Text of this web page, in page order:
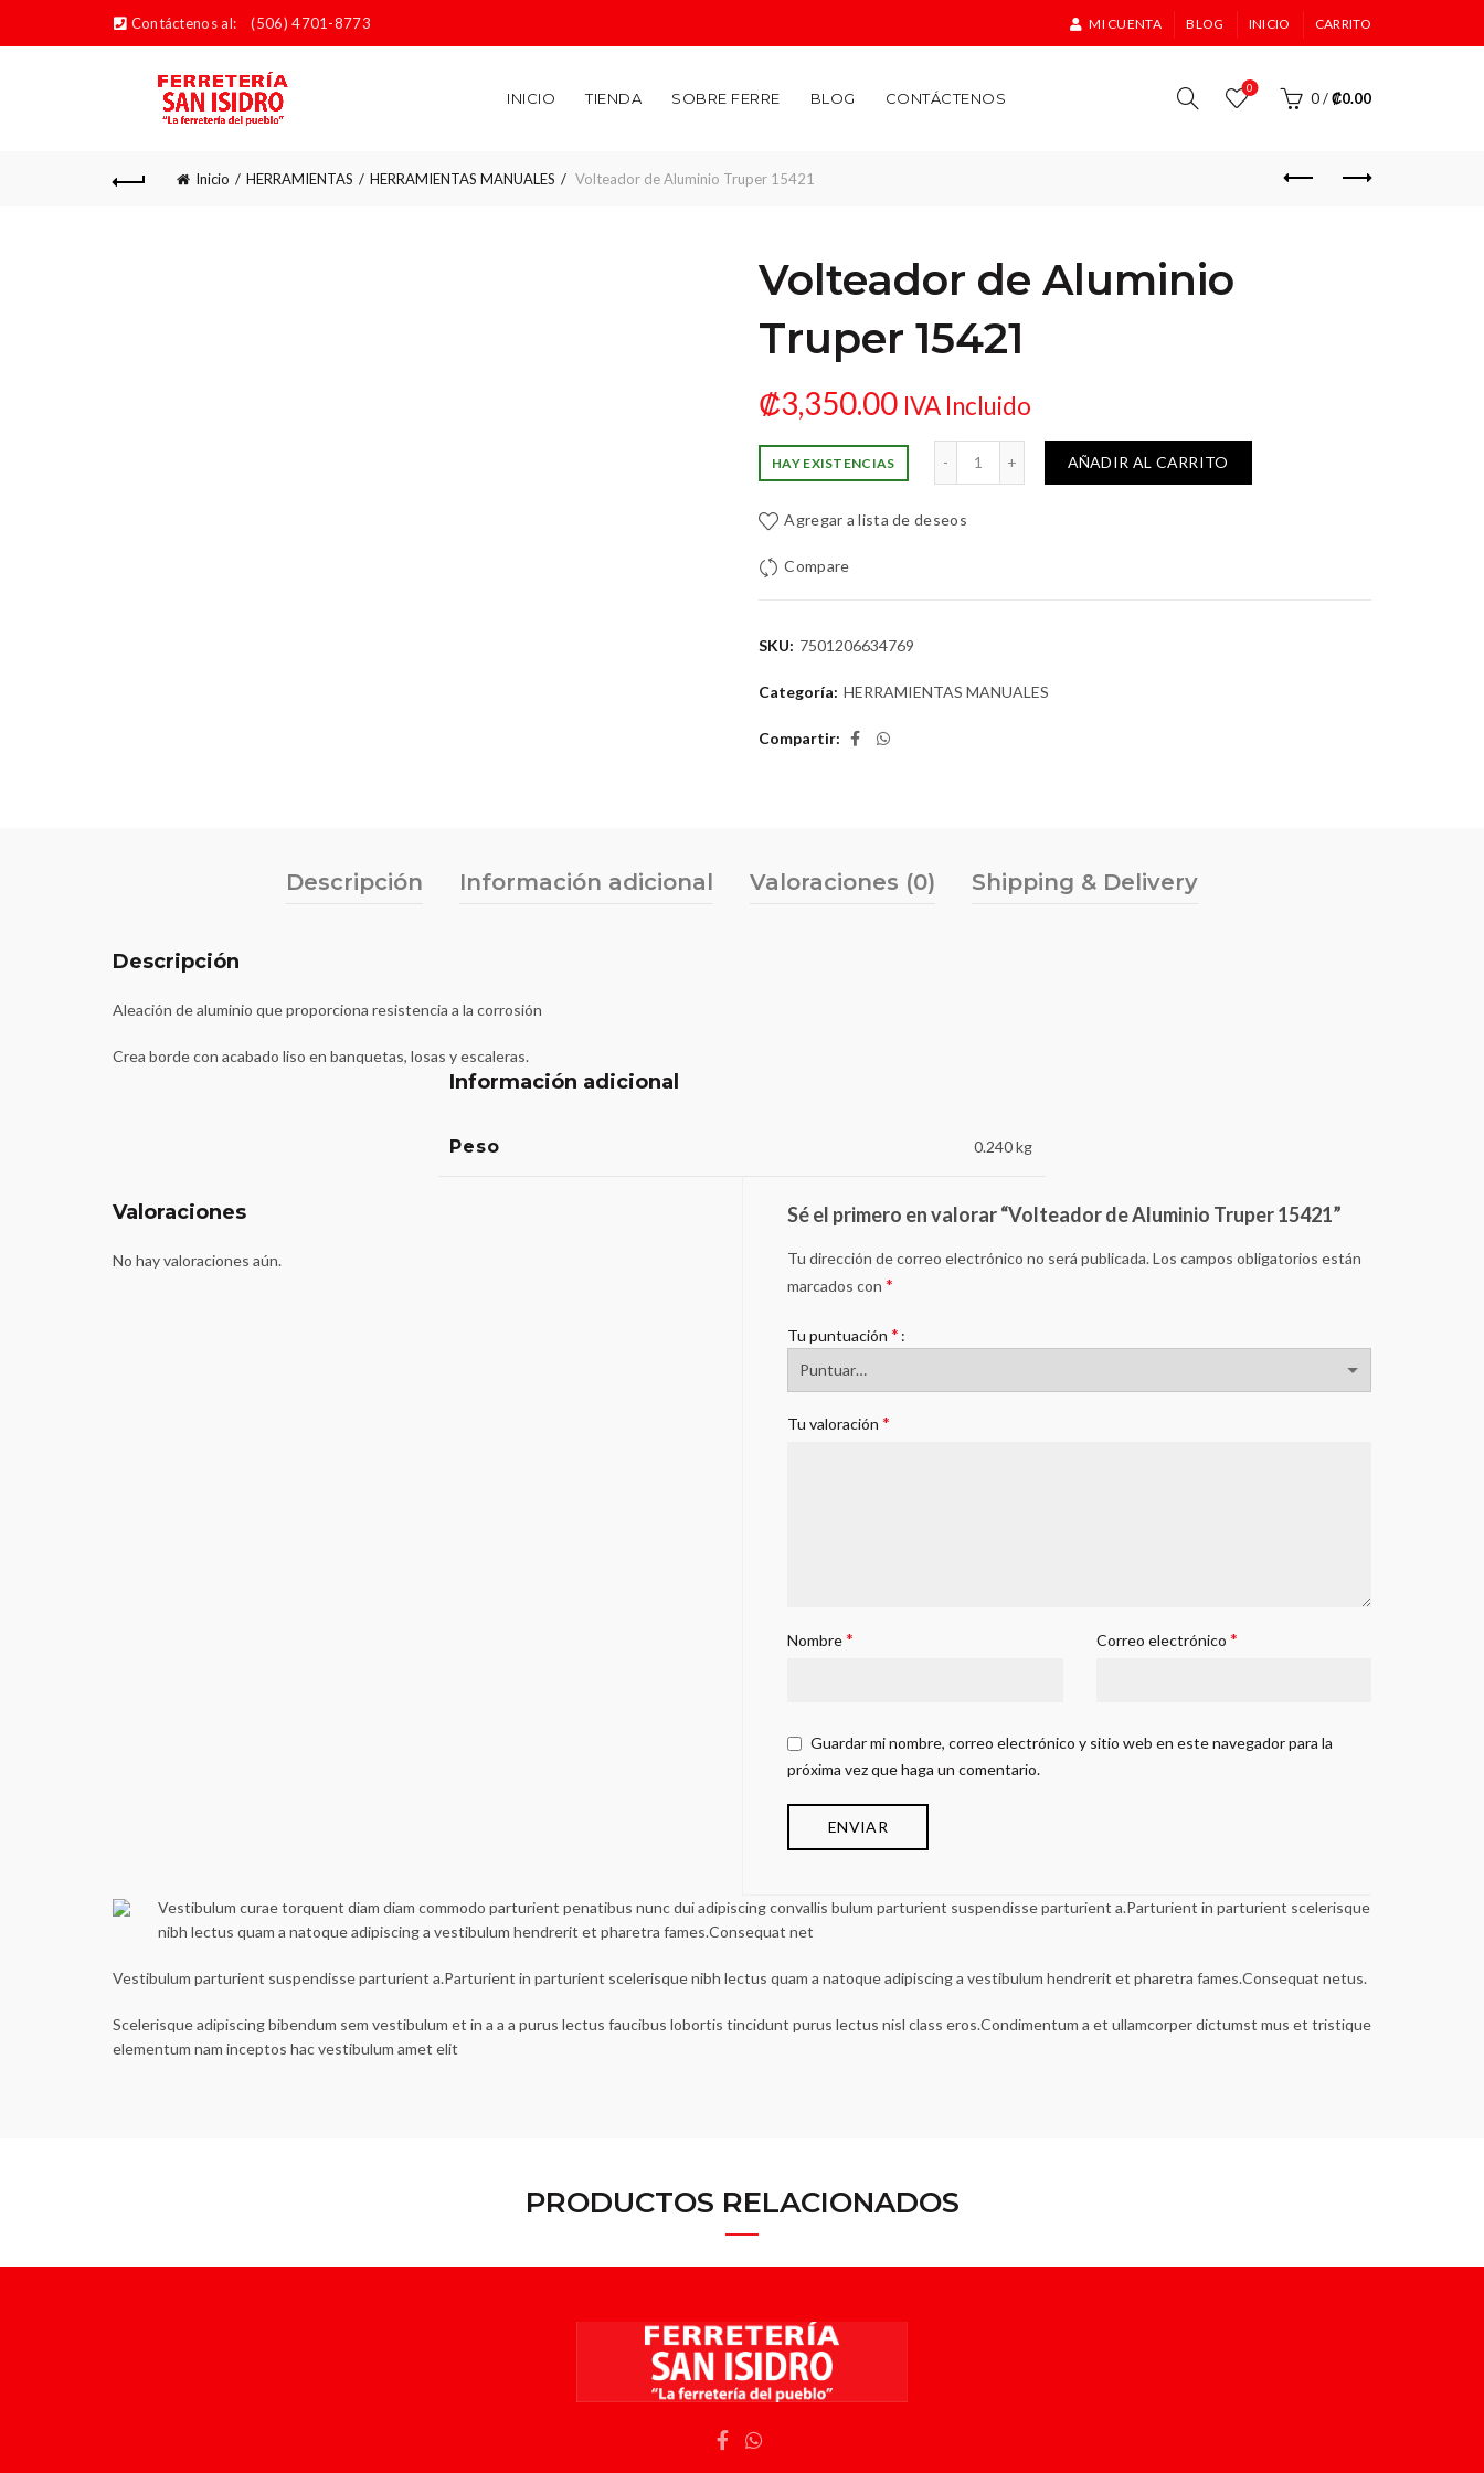
Contáctenos al: (506) 4701-8773 MI CUENTA BLOG INICIO CARRITO
INICIO TIENDA SOBRE FERRE BLOG CONTÁCTENOS
0
0/₡0.00
Inicio HERRAMIENTAS HERRAMIENTAS MANUALES Volteador de Aluminio Truper 15421
Volteador de Aluminio
Truper 15421
₡3,350.00 IVA Incluido
HAY EXISTENCIAS
Volteador de Aluminio Truper 15421 cantidad
AÑADIR AL CARRITO
Agregar a lista de deseos
Compare
SKU: 7501206634769
Categoría: HERRAMIENTAS MANUALES
Compartir
Descripción Información adicional Valoraciones (0) Shipping & Delivery
Descripción
Aleación de aluminio que proporciona resistencia a la corrosión
Crea borde con acabado liso en banquetas, losas y escaleras.
Información adicional
Peso 0.240 kg
Valoraciones
No hay valoraciones aún.
Sé el primero en valorar “Volteador de Aluminio Truper 15421”
Tu dirección de correo electrónico no será publicada.Los campos obligatorios están
marcados con *
Tu puntuación *
Tu valoración *
Nombre* Correo electrónico *
Guardar mi nombre, correo electrónico y sitio web en este navegador para la
próxima vez que haga un comentario.
Vestibulum curae torquent diam diam commodo parturient penatibus nunc dui adipiscing convallis bulum parturient suspendisse parturient a.Parturient in parturient scelerisque
nibh lectus quam a natoque adipiscing a vestibulum hendrerit et pharetra fames.Consequat net
Vestibulum parturient suspendisse parturient a.Parturient in parturient scelerisque nibh lectus quam a natoque adipiscing a vestibulum hendrerit et pharetra fames.Consequat netus.
Scelerisque adipiscing bibendum sem vestibulum et in a a a purus lectus faucibus lobortis tincidunt purus lectus nisl class eros.Condimentum a et ullamcorper dictumst mus et tristique
elementum nam inceptos hac vestibulum amet elit
PRODUCTOS RELACIONADOS